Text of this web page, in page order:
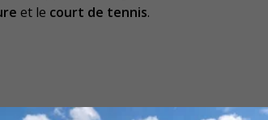
et le court de tennis.